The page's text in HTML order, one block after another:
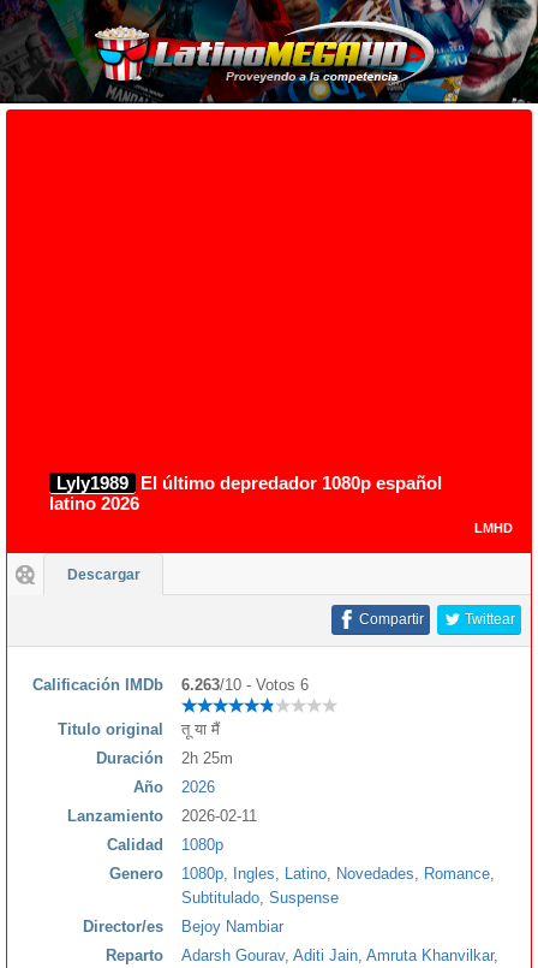
Lyly1989
El último depredador 1080p español
latino 2026
LMHD
Descargar
Twittear
Compartir
Calificación IMDb 6.263/10 - Votos 6
Titulo original
तू या मैं
Duración
2h 25m
Año
2026
Lanzamiento
2026-02-11
Calidad
1080p
Genero
1080p Ingles Latino Novedades Romance
Subtitulado Suspense
Director/es
Bejoy Nambiar
Reparto
Adarsh Gourav, Aditi Jain Amruta Khanvilkar,